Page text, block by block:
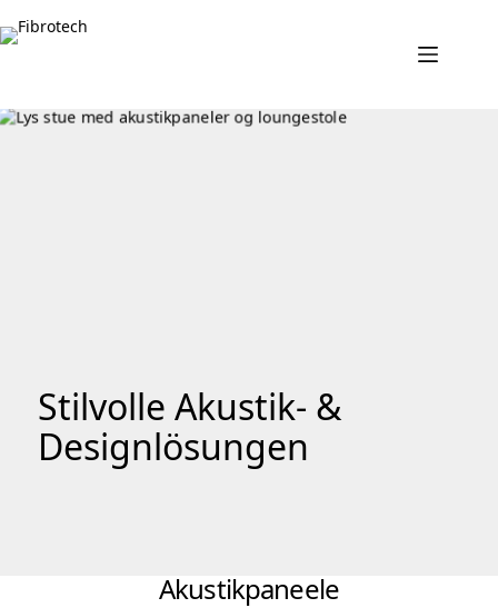
Inhalt
springen
Stilvolle Akustik- &
Designlösungen
Akustikpaneele